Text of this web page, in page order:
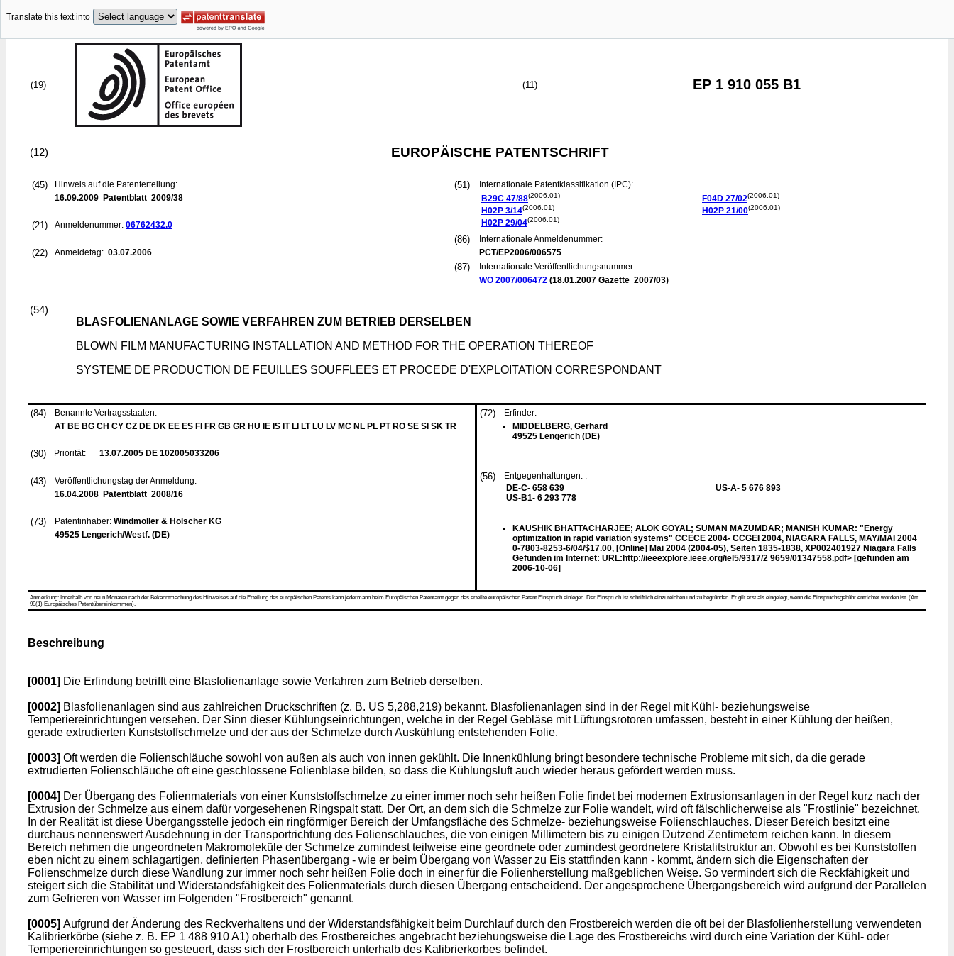
Translate this text into
(19) (11) EP 1 910 055 B1
(12) EUROPÄISCHE PATENTSCHRIFT
(45)
Hinweis auf die Patenterteilung:
16.09.2009 Patentblatt 2009/38
(21) Anmeldenummer: 06762432.0
(22) Anmeldetag: 03.07.2006
(51)
Internationale Patentklassifikation (IPC):
B29C 47/88(2006.01)
H02P 3/14(2006.01)
H02P 29/04(2006.01)
F04D 27/02(2006.01)
H02P 21/00(2006.01)
(86)
Internationale Anmeldenummer:
PCT/EP2006/006575
(87)
Internationale Veröffentlichungsnummer:
WO 2007/006472 (18.01.2007 Gazette 2007/03)
(54)
BLASFOLIENANLAGE SOWIE VERFAHREN ZUM BETRIEB DERSELBEN
BLOWN FILM MANUFACTURING INSTALLATION AND METHOD FOR THE OPERATION THEREOF
SYSTEME DE PRODUCTION DE FEUILLES SOUFFLEES ET PROCEDE D'EXPLOITATION CORRESPONDANT
(84)
Benannte Vertragsstaaten:
AT BE BG CH CY CZ DE DK EE ES FI FR GB GR HU IE IS IT LI LT LU LV MC NL PL PT RO SE SI SK TR
(30) Priorität: 13.07.2005 DE 102005033206
(43)
Veröffentlichungstag der Anmeldung:
16.04.2008 Patentblatt 2008/16
(73) Patentinhaber: Windmöller & Hölscher KG
49525 Lengerich/Westf. (DE)
(72)
Erfinder:
MIDDELBERG, Gerhard
49525 Lengerich (DE)
(56)
Entgegenhaltungen: :
DE-C- 658 639
US-B1- 6 293 778
US-A- 5 676 893
KAUSHIK BHATTACHARJEE; ALOK GOYAL; SUMAN MAZUMDAR; MANISH KUMAR: "Energy
optimization in rapid variation systems" CCECE 2004- CCGEI 2004, NIAGARA FALLS, MAY/MAI 2004
0-7803-8253-6/04/$17.00, [Online] Mai 2004 (2004-05), Seiten 1835-1838, XP002401927 Niagara Falls
Gefunden im Internet: URL:http://ieeexplore.ieee.org/iel5/9317/2 9659/01347558.pdf> [gefunden am
2006-10-06]
Anmerkung: Innerhalb von neun Monaten nach der Bekanntmachung des Hinweises auf die Erteilung des europäischen Patents kann jedermann beim Europäischen Patentamt gegen das erteilte europäischen Patent Einspruch einlegen. Der Einspruch ist schriftlich einzureichen und zu begründen. Er gilt erst als eingelegt, wenn die Einspruchsgebühr entrichtet worden ist. (Art.
99(1) Europäisches Patentübereinkommen).
Beschreibung
[0001] Die Erfindung betrifft eine Blasfolienanlage sowie Verfahren zum Betrieb derselben.
[0002] Blasfolienanlagen sind aus zahlreichen Druckschriften (z. B. US 5,288,219) bekannt. Blasfolienanlagen sind in der Regel mit Kühl- beziehungsweise
Temperiereinrichtungen versehen. Der Sinn dieser Kühlungseinrichtungen, welche in der Regel Gebläse mit Lüftungsrotoren umfassen, besteht in einer Kühlung der heißen,
gerade extrudierten Kunststoffschmelze und der aus der Schmelze durch Auskühlung entstehenden Folie.
[0003] Oft werden die Folienschläuche sowohl von außen als auch von innen gekühlt. Die Innenkühlung bringt besondere technische Probleme mit sich, da die gerade
extrudierten Folienschläuche oft eine geschlossene Folienblase bilden, so dass die Kühlungsluft auch wieder heraus gefördert werden muss.
[0004] Der Übergang des Folienmaterials von einer Kunststoffschmelze zu einer immer noch sehr heißen Folie findet bei modernen Extrusionsanlagen in der Regel kurz nach der
Extrusion der Schmelze aus einem dafür vorgesehenen Ringspalt statt. Der Ort, an dem sich die Schmelze zur Folie wandelt, wird oft fälschlicherweise als "Frostlinie" bezeichnet.
In der Realität ist diese Übergangsstelle jedoch ein ringförmiger Bereich der Umfangsfläche des Schmelze- beziehungsweise Folienschlauches. Dieser Bereich besitzt eine
durchaus nennenswert Ausdehnung in der Transportrichtung des Folienschlauches, die von einigen Millimetern bis zu einigen Dutzend Zentimetern reichen kann. In diesem
Bereich nehmen die ungeordneten Makromoleküle der Schmelze zumindest teilweise eine geordnete oder zumindest geordnetere Kristalitstruktur an. Obwohl es bei Kunststoffen
eben nicht zu einem schlagartigen, definierten Phasenübergang - wie er beim Übergang von Wasser zu Eis stattfinden kann - kommt, ändern sich die Eigenschaften der
Folienschmelze durch diese Wandlung zur immer noch sehr heißen Folie doch in einer für die Folienherstellung maßgeblichen Weise. So vermindert sich die Reckfähigkeit und
steigert sich die Stabilität und Widerstandsfähigkeit des Folienmaterials durch diesen Übergang entscheidend. Der angesprochene Übergangsbereich wird aufgrund der Parallelen
zum Gefrieren von Wasser im Folgenden "Frostbereich" genannt.
[0005] Aufgrund der Änderung des Reckverhaltens und der Widerstandsfähigkeit beim Durchlauf durch den Frostbereich werden die oft bei der Blasfolienherstellung verwendeten
Kalibrierkörbe (siehe z. B. EP 1 488 910 A1) oberhalb des Frostbereiches angebracht beziehungsweise die Lage des Frostbereichs wird durch eine Variation der Kühl- oder
Temperiereinrichtungen so gesteuert, dass sich der Frostbereich unterhalb des Kalibrierkorbes befindet.